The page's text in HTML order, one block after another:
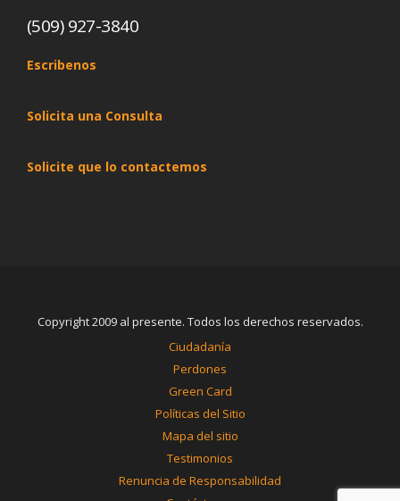
(509) 927-3840
Escribenos
Solicita una Consulta
Solicite que lo contactemos
Copyright 2009 al presente. Todos los derechos reservados.
Ciudadanía
Perdones
Green Card
Políticas del Sitio
Mapa del sitio
Testimonios
Renuncia de Responsabilidad